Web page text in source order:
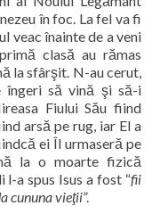
în foc. La fel va fi
veac înainte de a veni
clasă au rămas
la sfârşit. N-au cerut,
îngeri să vină şi să-i
Fiului Său fiind
arsă pe rug, iar El a
ei Îl urmaseră pe
la o moarte fizică
l-a spus Isus a fost “fii
cununa vieţii”.